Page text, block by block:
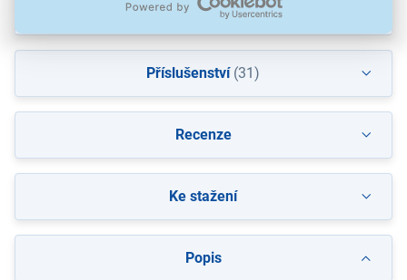
Popis
Parametry
Příslušenství(31)
Recenze
Ke stažení